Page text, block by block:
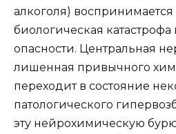
алкоголя)
биологическая
опасности. Центральная
лишенная привычного
переходит в состояние
патологического
эту нейрохимическую